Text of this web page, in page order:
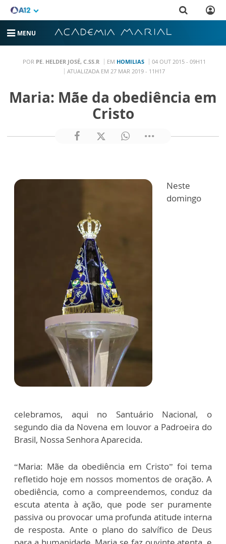
MENU
POR PE. HELDER JOSÉ, C.SS.R EM HOMILIAS
04 OUT 2015 - 09H11
ATUALIZADA EM 27 MAR 2019 - 11H17
Maria: Mãe da obediência em
Cristo
Neste
domingo
celebramos, aqui no Santuário Nacional, o
segundo dia da Novena em louvor a Padroeira do
Brasil, Nossa Senhora Aparecida.
“Maria: Mãe da obediência em Cristo” foi tema
refletido hoje em nossos momentos de oração. A
obediência, como a compreendemos, conduz da
escuta atenta à ação, que pode ser puramente
passiva ou provocar uma profunda atitude interna
de resposta. Ante o plano do salvífico de Deus